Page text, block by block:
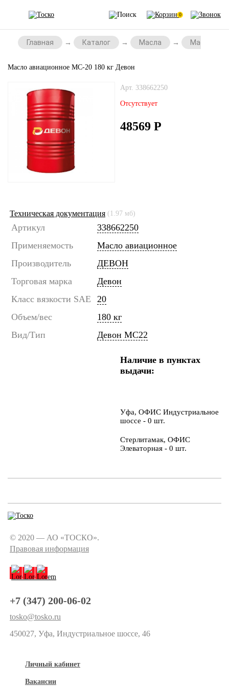
0
Главная Каталог Масла Масла для
Масло авиационное МС-20 180 кг Девон
Арт. 338662250
Отсутствует
48569 Р
Техническая документация (1.97 мб)
Артикул
338662250
Применяемость
Масло авиационное
Производитель
ДЕВОН
Торговая марка
Девон
Класс вязкости SAE
20
Объем/вес
180 кг
Вид/Тип
Девон МС22
Наличие в пунктах
выдачи:
Уфа, ОФИС Индустриальное
шоссе - 0 шт.
Стерлитамак, ОФИС
Элеваторная - 0 шт.
© 2020 — АО «ТОСКО».
Правовая информация
+7 (347) 200-06-02
tosko@tosko.ru
450027, Уфа, Индустриальное шоссе, 46
Личный кабинет
Вакансии